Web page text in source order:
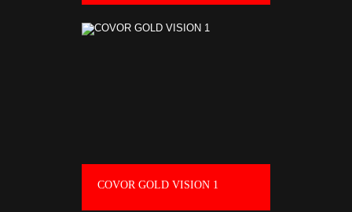
COVOR GOLD VISION 1